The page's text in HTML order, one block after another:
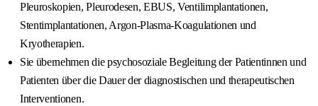
Pleuroskopien, Pleurodesen, EBUS, Ventilimplantationen,
Stentimplantationen, Argon-Plasma-Koagulationen und
Kryotherapien.
Sie übernehmen die psychosoziale Begleitung der Patientinnen und
Patienten über die Dauer der diagnostischen und therapeutischen
Interventionen.